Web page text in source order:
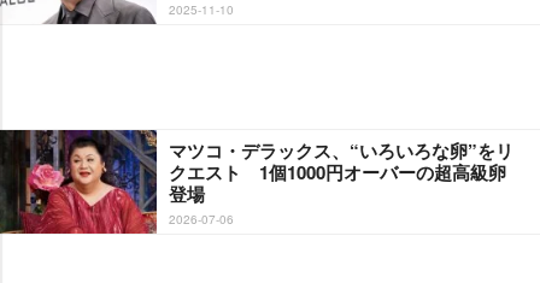
2025-11-10
マツコ・デラックス、“いろいろな卵”をリ
クエスト 1個1000円オーバーの超高級卵
登場
2026-07-06